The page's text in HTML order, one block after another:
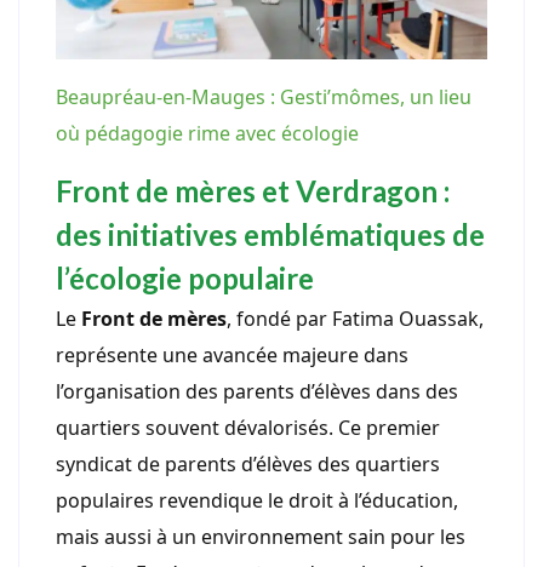
Beaupréau-en-Mauges : Gesti’mômes, un lieu
où pédagogie rime avec écologie
Front de mères et Verdragon :
des initiatives emblématiques de
l’écologie populaire
Le Front de mères, fondé par Fatima Ouassak,
représente une avancée majeure dans
l’organisation des parents d’élèves dans des
quartiers souvent dévalorisés. Ce premier
syndicat de parents d’élèves des quartiers
populaires revendique le droit à l’éducation,
mais aussi à un environnement sain pour les